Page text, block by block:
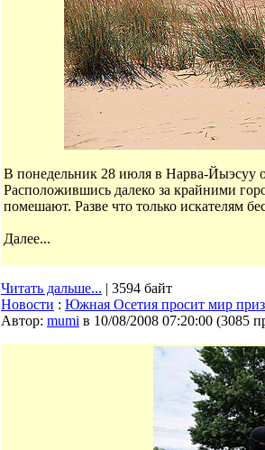
В понедельник 28 июля в Нарва-Йыэсуу
Расположившись далеко за крайними
помешают. Разве что только искателям
Далее...
Читать дальше... | 3594 байт
Новости : Южная Осетия просит мир
Автор: mumi в 10/08/2008 07:20:00 (3085